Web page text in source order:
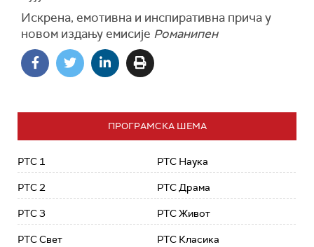
Искрена, емотивна и инспиративна прича у
новом издању емисије Романипен
ПРОГРАМСКА ШЕМА
РТС 1
РТС 2
РТС 3
РТС Свет
РТС Наука
РТС Драма
РТС Живот
РТС Класика